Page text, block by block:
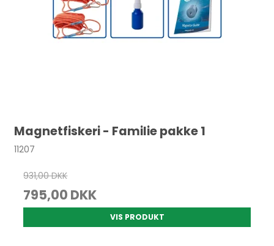
Magnetfiskeri - Familie pakke 1
11207
931,00 DKK
795,00 DKK
VIS PRODUKT